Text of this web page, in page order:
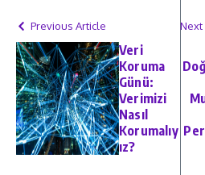
Previous Article
Veri
Koruma
Günü:
Verimizi
Nasıl
Korumalıy
ız?
Next